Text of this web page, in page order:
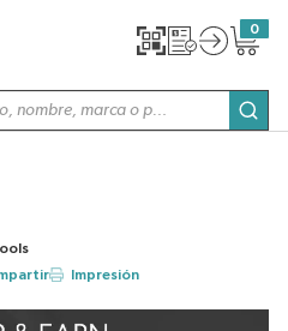
0
{0}
Impresión